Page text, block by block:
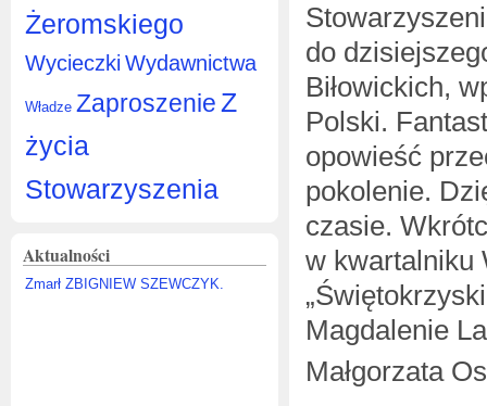
Żeromskiego
Wycieczki Wydawnictwa
Władze ZaproszenieZ
życia
Stowarzyszenia
Aktualności
Zmarł ZBIGNIEW SZEWCZYK.
do
Biłowickich,
Polski.
opowieść
pokolenie.
czasie.
w kwartalniku
Magdalenie
Małgorzata